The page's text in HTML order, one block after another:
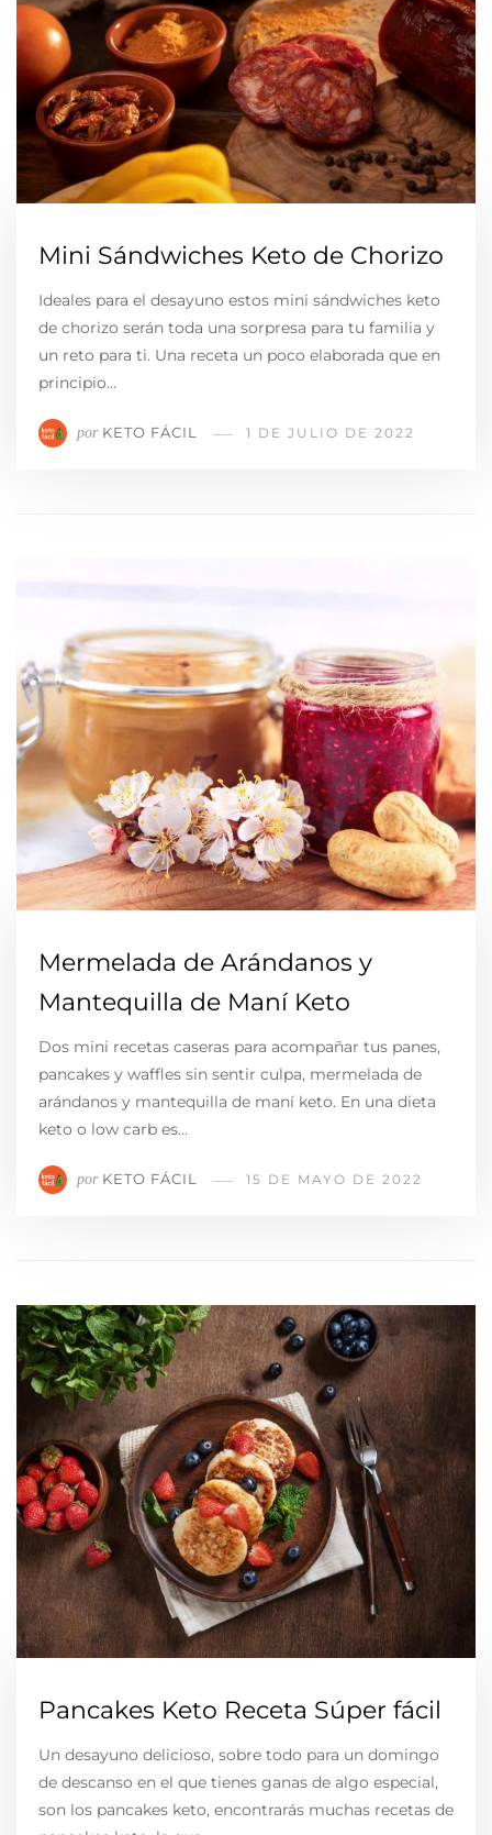
Mini Sándwiches Keto de Chorizo
Ideales para el desayuno estos mini sándwiches keto
de chorizo serán toda una sorpresa para tu familia y
un reto para ti. Una receta un poco elaborada que en
principio…
por KETO FÁCIL 1 DE JULIO DE 2022
Mermelada de Arándanos y
Mantequilla de Maní Keto
Dos mini recetas caseras para acompañar tus panes,
pancakes y waffles sin sentir culpa, mermelada de
arándanos y mantequilla de maní keto. En una dieta
keto o low carb es…
por KETO FÁCIL 15 DE MAYO DE 2022
Pancakes Keto Receta Súper fácil
Un desayuno delicioso, sobre todo para un domingo
de descanso en el que tienes ganas de algo especial,
son los pancakes keto, encontrarás muchas recetas de